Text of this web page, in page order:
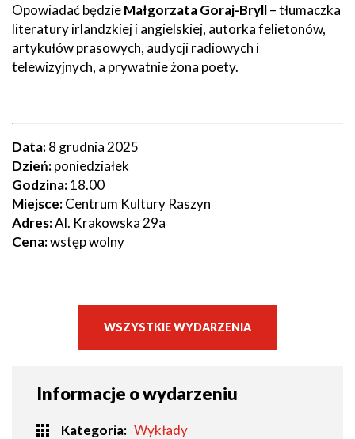
Opowiadać będzieMałgorzata Goraj-Bryll– tłumaczka
literatury irlandzkiej i angielskiej, autorka felietonów,
artykułów prasowych, audycji radiowych i
telewizyjnych, a prywatnie żona poety.
Data:8 grudnia 2025
Dzień:poniedziałek
Godzina:18.00
Miejsce:Centrum Kultury Raszyn
Adres:Al. Krakowska 29a
Cena:wstęp wolny
WSZYSTKIE WYDARZENIA
Informacje o wydarzeniu
Kategoria Wykłady